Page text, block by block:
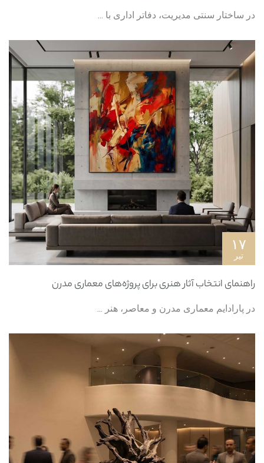
در ساختار سنتی مدیریت، دفاتر اداری با ...
۱۷
تیر
راهنمای انتخاب آثار هنری برای پروژه‌های معماری مدرن
در پارادایم معماری مدرن و معاصر، هنر ...